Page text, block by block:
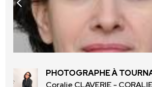
PHOTOGRAPHE À
Coralie CLAVERIE -